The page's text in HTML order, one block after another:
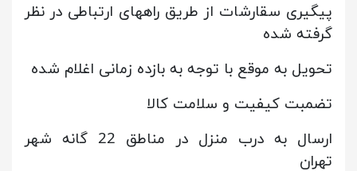
پیگیری سقارشات از طریق راههای ارتباطی در نظر
گرفته شده
تحویل به موقع با توجه به بازده زمانی اغلام شده
تضمبت کیفیت و سلامت کالا
ارسال به درب منزل در مناطق 22 گانه شهر
تهران